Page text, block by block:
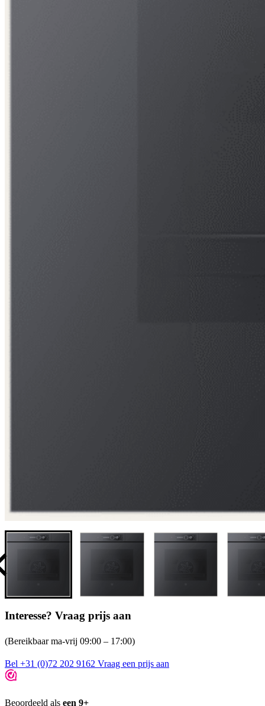
Interesse? Vraag prijs aan
(Bereikbaar ma-vrij 09:00 – 17:00)
Bel +31 (0)72 202 9162 Vraag een prijs aan
Beoordeeld als een 9+